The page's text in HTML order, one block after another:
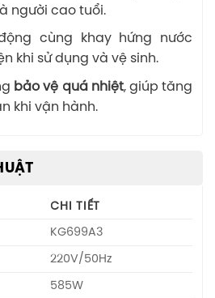
người cao tuổi.
cùng khay hứng nước
khi sử dụng và vệ sinh.
bảo vệ quá nhiệt, giúp tăng
khi vận hành.
CHI TIẾT
KG699A3
220V/50Hz
585W